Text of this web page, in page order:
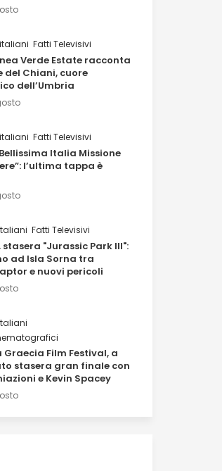
Fatti Televisivi
Verde Estate racconta
del Chiani, cuore
dell’Umbria
Fatti Televisivi
Italia Missione
l’ultima tappa è
Fatti Televisivi
stasera "Jurassic Park III":
ad Isla Sorna tra
e nuovi pericoli
Graecia Film Festival, a
stasera gran finale con
e Kevin Spacey